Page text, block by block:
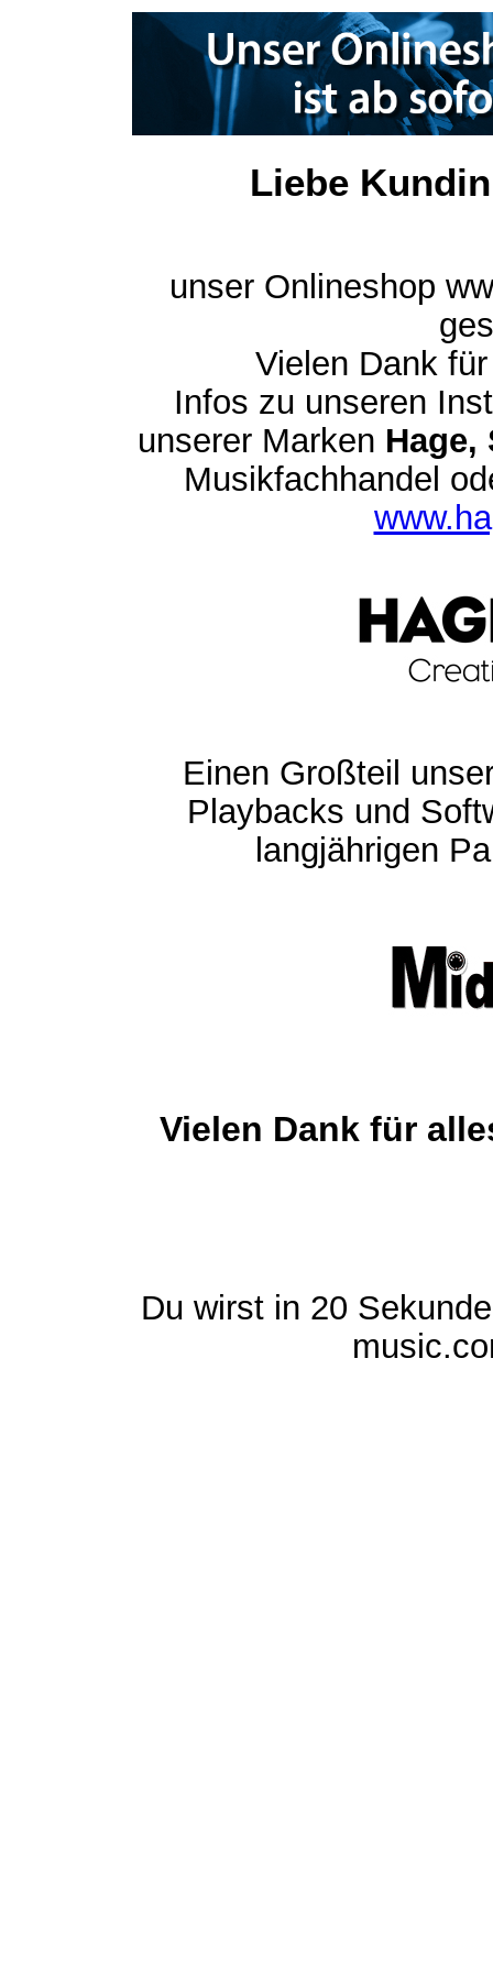
Liebe
unser Onlineshop
Vielen Dank
Infos zu unseren
unserer Marken Hage,
Musikfachhandel
Einen Großteil
Playbacks und
langjährigen
Vielen Dank für
Du wirst in 20